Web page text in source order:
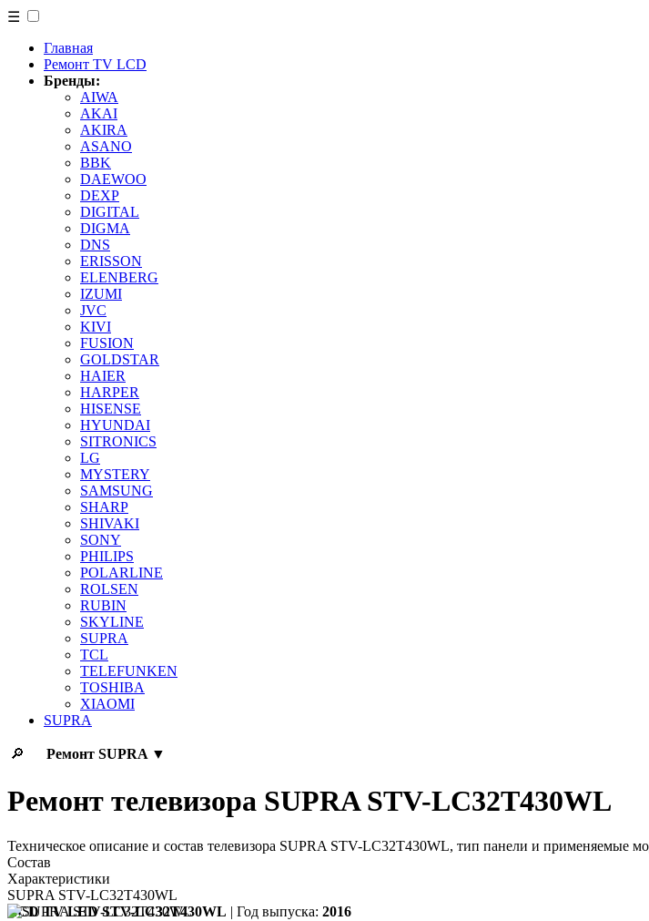
☰
Главная
Ремонт TV LCD
Бренды:
AIWA
AKAI
AKIRA
ASANO
BBK
DAEWOO
DEXP
DIGITAL
DIGMA
DNS
ERISSON
ELENBERG
IZUMI
JVC
KIVI
FUSION
GOLDSTAR
HAIER
HARPER
HISENSE
HYUNDAI
SITRONICS
LG
MYSTERY
SAMSUNG
SHARP
SHIVAKI
SONY
PHILIPS
POLARLINE
ROLSEN
RUBIN
SKYLINE
SUPRA
TCL
TELEFUNKEN
TOSHIBA
XIAOMI
SUPRA
🔎 Ремонт SUPRA ▼
Ремонт телевизора SUPRA STV-LC32T430WL
Техническое описание и состав телевизора SUPRA STV-LC32T430WL, тип панели и применяемые
Состав
Характеристики
SUPRA STV-LC32T430WL
LCD TV LED STV-LC32T430WL | Год выпуска: 2016